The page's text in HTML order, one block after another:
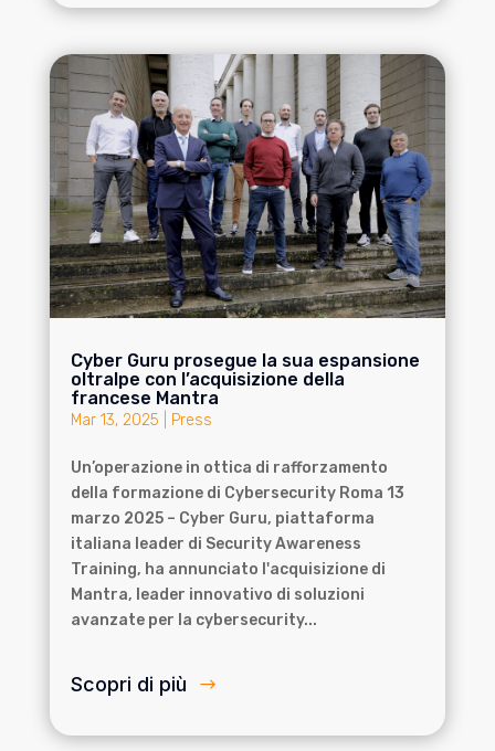
Cyber Guru prosegue la sua espansione
oltralpe con l’acquisizione della
francese Mantra
Mar 13, 2025 Press
Un’operazione in ottica di rafforzamento
della formazione di Cybersecurity Roma 13
marzo 2025 – Cyber Guru, piattaforma
italiana leader di Security Awareness
Training, ha annunciato l'acquisizione di
Mantra, leader innovativo di soluzioni
avanzate per la cybersecurity...
Scopri di più